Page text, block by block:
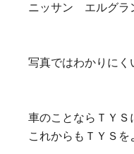
ニッサン エルグラ
写真ではわかりに
車のことならＴＹＳ
これからもＴＹＳを